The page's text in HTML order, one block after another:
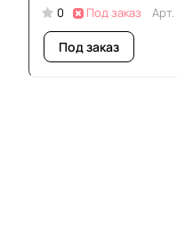
0 Под заказ Арт.
Под заказ